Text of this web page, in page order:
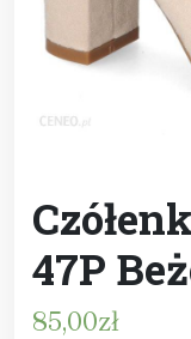
47P
85,00zł